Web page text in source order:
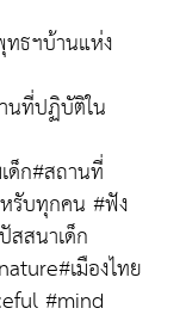
ธฯบ้านแห่ง
นที่ปฏิบัติใน
ด็ก#สถานที่
รับทุกคน #ฟัง
สนาเด็ก
เมืองไทย
#mind